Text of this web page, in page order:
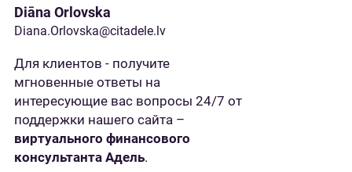
Diāna Orlovska
Diana.Orlovska@citadele.lv
Для клиентов - получите
мгновенные ответы на
интересующие вас вопросы 24/7 от
поддержки нашего сайта –
виртуального финансового
консультанта Адель.